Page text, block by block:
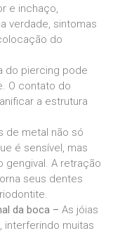
e inchaço,
verdade, sintomas
do
do piercing pode
O contato do
a estrutura
de metal não só
é sensível, mas
A retração
seus dentes
da boca – As jóias
interferindo muitas